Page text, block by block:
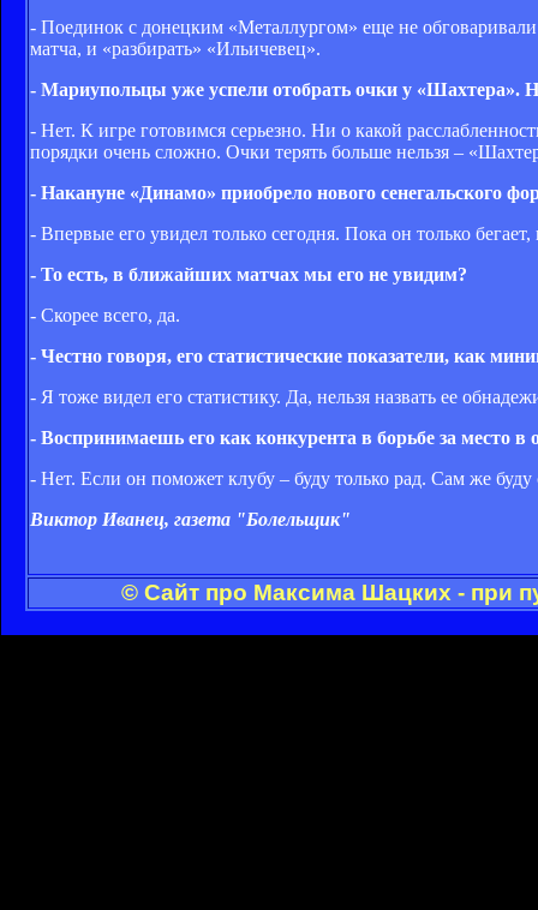
- Поединок с донецким «Металлургом» еще не
матча, и «разбирать» «Ильичевец».
- Мариупольцы уже успели отобрать очки у «Шахтера».
- Нет. К игре готовимся серьезно. Ни о какой
порядки очень сложно. Очки терять больше нельзя –
- Накануне «Динамо» приобрело нового сенегальского
- Впервые его увидел только сегодня. Пока он только
- То есть, в ближайших матчах мы его не увидим?
- Скорее всего, да.
- Честно говоря, его статистические показатели, как
- Я тоже видел его статистику. Да, нельзя назвать ее
- Воспринимаешь его как конкурента в борьбе за место в
- Нет. Если он поможет клубу – буду только рад. Сам же буду
Виктор Иванец, газета "Болельщик"
© Сайт про Максима Шацких - при